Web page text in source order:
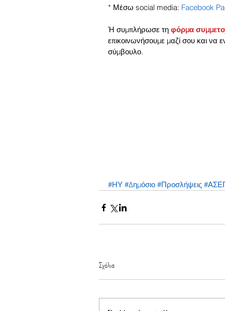
* Μέσω social media: Facebook
Ή συμπλήρωσε τη φόρμα
επικοινωνήσουμε μαζί σου και να
σύμβουλο.
#ΗΥ #Δημόσιο #Προσλήψεις
Σχόλια